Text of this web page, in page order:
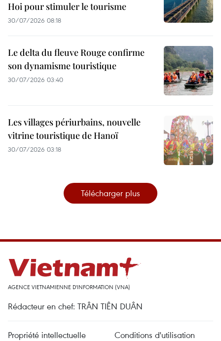
Hoi pour stimuler le tourisme
30/07/2026 08:18
Le delta du fleuve Rouge confirme
son dynamisme touristique
30/07/2026 03:40
Les villages périurbains, nouvelle
vitrine touristique de Hanoï
30/07/2026 03:18
Télécharger plus
AGENCE VIETNAMIENNE D'INFORMATION (VNA)
Rédacteur en chef: TRÂN TIÊN DUÂN
Propriété intellectuelle Conditions d'utilisation